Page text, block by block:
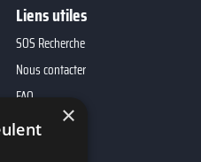
Liens utiles
SOS Recherche
Nous contacter
FAQ
×